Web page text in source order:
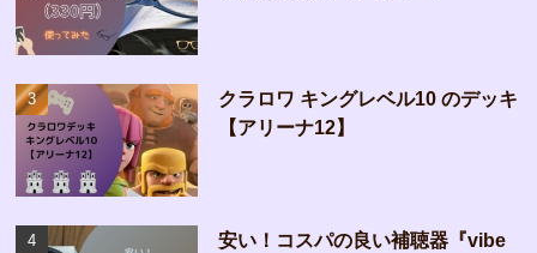
クラロワ キングレベル10 のデッキ
【アリーナ12】
安い！コスパの良い補聴器『vibe